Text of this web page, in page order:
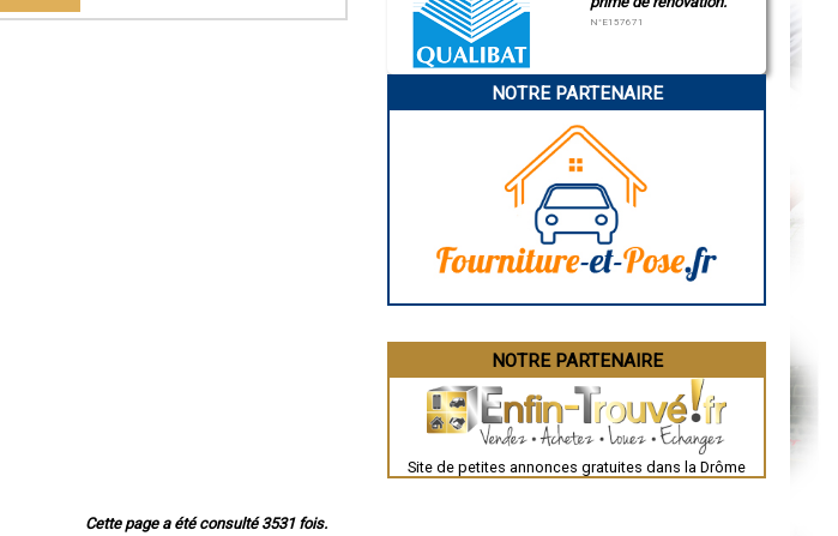
Cette page a été consulté 3531 fois.
N°E157671
NOTRE PARTENAIRE
NOTRE PARTENAIRE
Site de petites annonces gratuites dans la Drôme